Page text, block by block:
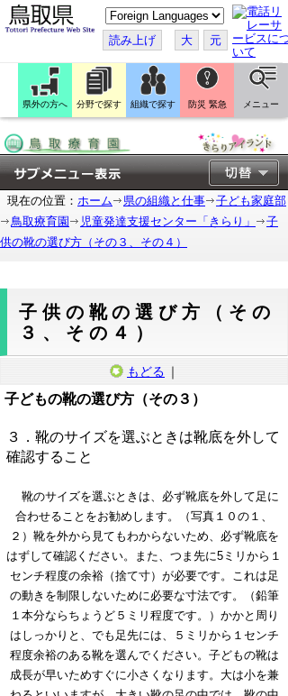
こ
の
ペ
ー
ジ
翻
訳
す
読み上げ 大 元
県外の方へ 分野で探す 組織で探す 防災 緊急 メニュー
現在の位置： ホーム 県の組織と仕事
子ども家庭部
鳥取療育園
児童発達支援センター「きらり」
子
供の靴の選び方（その３、その４）
子供の靴の選び方（その
３、その４）
もどる ｜
子どもの靴の選び方（その３）
３．靴のサイズを選ぶときは靴底を外して
確認すること
靴のサイズを選ぶときは、必ず靴底を外して足に
合わせることをお勧めします。（写真１０の１、
２）靴を外から見てもわからないため、必ず靴底を
はずして確認ください。また、つま先に5ミリから１
センチ程度の余裕（捨て寸）が必要です。これは足
の動きを制限しないために必要な寸法です。（鉛筆
１本分ならちょうど５ミリ程度です。）かかと周り
はしっかりと、でも足先には、５ミリから１センチ
程度余裕のある靴を選んでください。子どもの靴は
成長が早いためすぐに小さくなります。大は小を兼